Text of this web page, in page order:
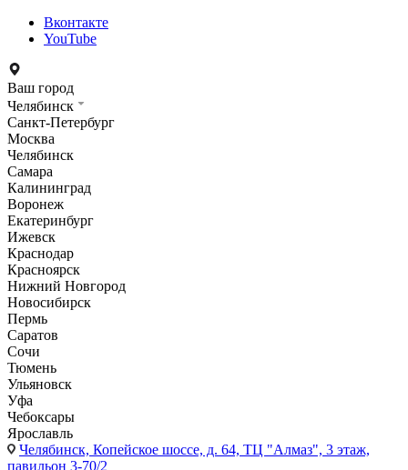
Вконтакте
YouTube
Ваш город
Челябинск
Санкт-Петербург
Москва
Челябинск
Самара
Калининград
Воронеж
Екатеринбург
Ижевск
Краснодар
Красноярск
Нижний Новгород
Новосибирск
Пермь
Саратов
Сочи
Тюмень
Ульяновск
Уфа
Чебоксары
Ярославль
Челябинск, Копейское шоссе, д. 64, ТЦ "Алмаз", 3 этаж,
павильон 3-70/2